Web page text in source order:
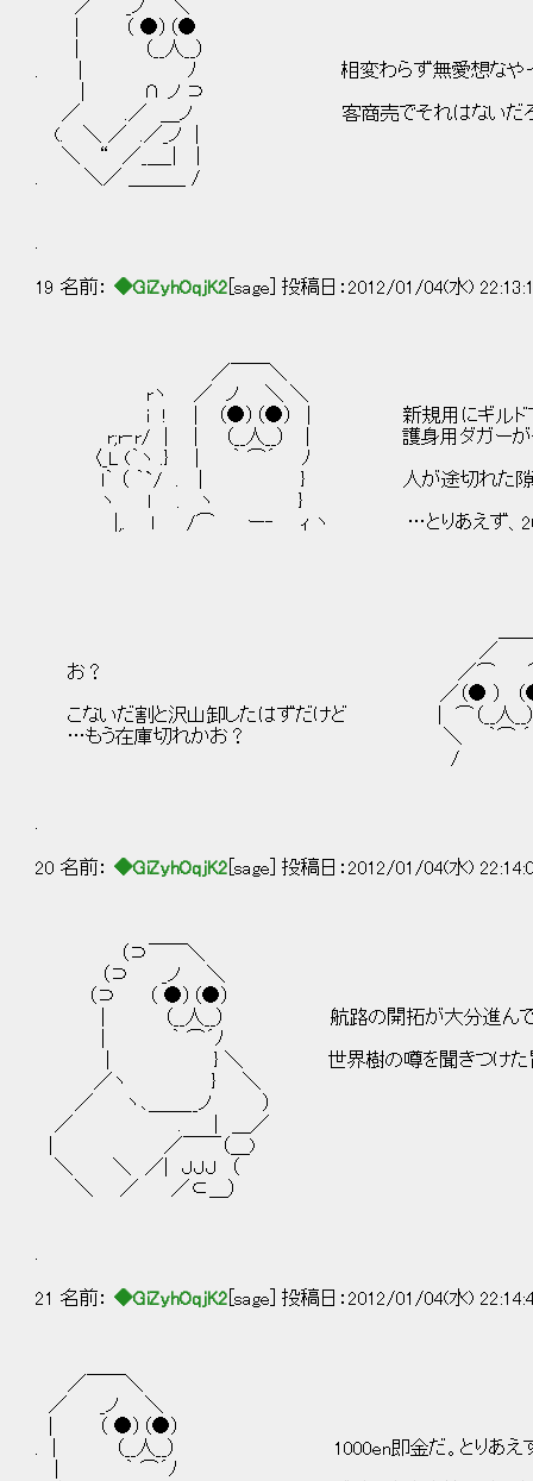
／ _ノ ＼
| （ ●）（●
| （__人__）
. | ﾉ 相変わらず無愛想なやっ
| ∩ ノ ⊃
／ .／ ＿ノ 客商売でそれはないだろ常
(. ＼ ／ .／_ノ │
＼ “ ／_＿_| |
. ＼／ ＿＿＿ / ほ
19 名前： ◆GiZyhOqjK2 [sage] 投稿日：2012/01/04(水)
／￣￣＼
rヽ ／ ノ ＼ ＼
i ! | （●）（●） | 新規用にギルドで配
r;r‐r/ | | （__人__） | 護身用ダガーが少なく
〈_L (｀ヽ .} | ｀ ⌒´ ﾉ
l｀ （ ｀`/ . | } 人が途切れた隙を見て
ヽ l . ヽ }
|,. l /⌒ ー‐ ｨ ヽ …とりあえず、20本ば
／
お？ ／⌒ ⌒
／（● ） （● ）
こないだ割と沢山卸したはずだけど | ⌒（__
…もう在庫切れかお？ ＼ ｀
/
20 名前： ◆GiZyhOqjK2 [sage] 投稿日：2012/01/04(水)
（⊃￣￣＼
（⊃ _ノ ＼
（⊃ （ ●）（●）
| （__人__） 航路の開拓が大分進んでき
| ｀ ⌒´ﾉ
| } ＼ 世界樹の噂を聞きつけた冒険者が
／ヽ } ＼
／ ヽ､＿＿__ノ ）
／ . | ＿／
| ／￣￣（＿)
＼ ＼ ／| ＪＪＪ （
＼ ／ ／⊂＿）
21 名前： ◆GiZyhOqjK2 [sage] 投稿日：2012/01/04(水)
／￣￣＼
／ _ノ ＼
| （ ●）（●）
. | （__人__） 1000en即金だ。とりあえずあ
| ｀ ⌒´ﾉ